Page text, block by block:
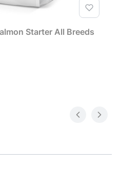
Starter All Breeds